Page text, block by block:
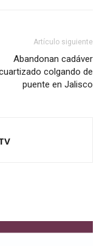
Artículo siguiente
Abandonan cadáver
colgando de
puente en Jalisco